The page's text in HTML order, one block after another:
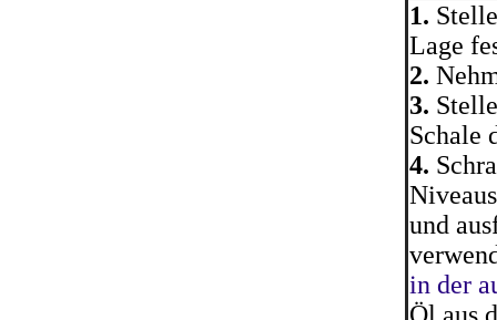
1.
Lage
2.
3.
Schale
4.
und
in der